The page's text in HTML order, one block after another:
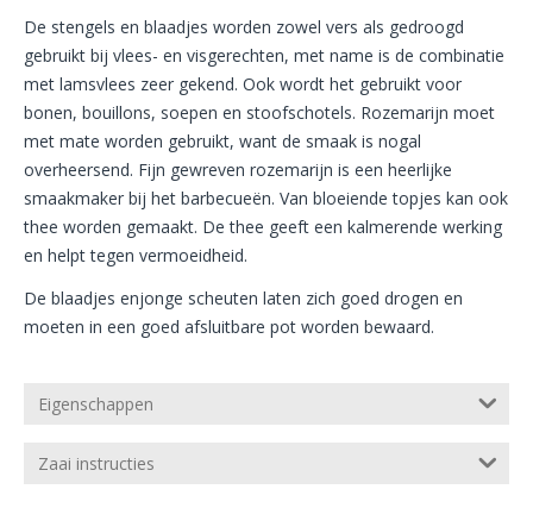
De stengels en blaadjes worden zowel vers als gedroogd
gebruikt bij vlees- en visgerechten, met name is de combinatie
met lamsvlees zeer gekend. Ook wordt het gebruikt voor
bonen, bouillons, soepen en stoofschotels. Rozemarijn moet
met mate worden gebruikt, want de smaak is nogal
overheersend. Fijn gewreven rozemarijn is een heerlijke
smaakmaker bij het barbecueën. Van bloeiende topjes kan ook
thee worden gemaakt. De thee geeft een kalmerende werking
en helpt tegen vermoeidheid.
De blaadjes enjonge scheuten laten zich goed drogen en
moeten in een goed afsluitbare pot worden bewaard.
Eigenschappen
Zaai instructies